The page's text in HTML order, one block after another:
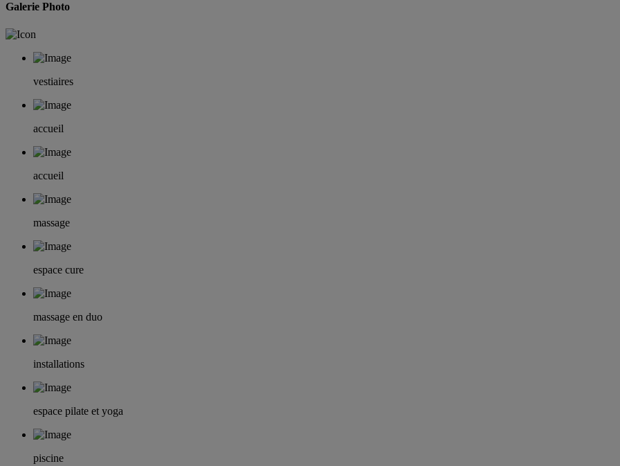
Galerie Photo
vestiaires
accueil
accueil
massage
espace cure
massage en duo
installations
espace pilate et yoga
piscine